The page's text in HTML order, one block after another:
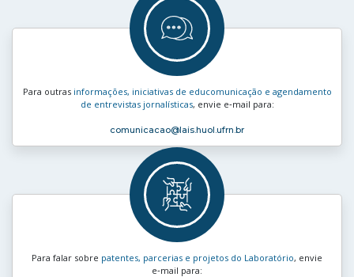
Para outras informações, iniciativas de educomunicação e agendamento
de entrevistas jornalísticas, envie e‑mail para:
comunicacao@lais.huol.ufrn.br
Para falar sobre patentes, parcerias e projetos do Laboratório, envie
e‑mail para: